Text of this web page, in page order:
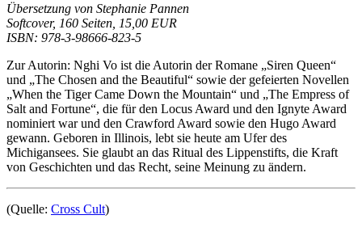
Übersetzung von Stephanie Pannen
Softcover, 160 Seiten, 15,00 EUR
ISBN: 978-3-98666-823-5
Zur Autorin: Nghi Vo ist die Autorin der Romane „Siren Queen“
und „The Chosen and the Beautiful“ sowie der gefeierten Novellen
„When the Tiger Came Down the Mountain“ und „The Empress of
Salt and Fortune“, die für den Locus Award und den Ignyte Award
nominiert war und den Crawford Award sowie den Hugo Award
gewann. Geboren in Illinois, lebt sie heute am Ufer des
Michigansees. Sie glaubt an das Ritual des Lippenstifts, die Kraft
von Geschichten und das Recht, seine Meinung zu ändern.
(Quelle: Cross Cult)